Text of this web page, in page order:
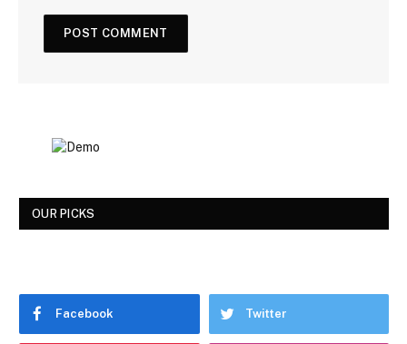
OUR PICKS
Facebook Twitter